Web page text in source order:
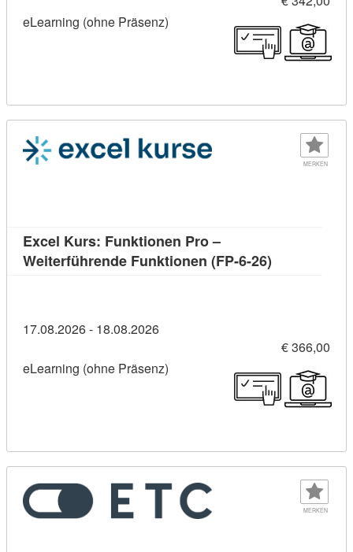
eLearning (ohne Präsenz)
MERKEN
Excel Kurs: Funktionen Pro –
Weiterführende Funktionen (FP-6-26)
17.08.2026 - 18.08.2026
€ 366,00
eLearning (ohne Präsenz)
MERKEN